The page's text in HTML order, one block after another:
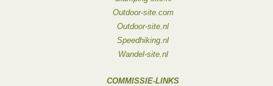
Outdoor-site.com
Outdoor-site.nl
Speedhiking.nl
Wandel-site.nl
COMMISSIE-LINKS